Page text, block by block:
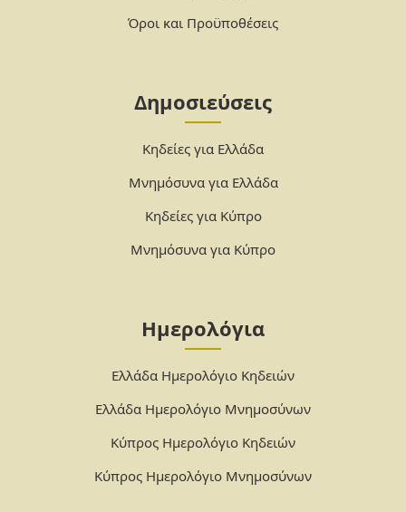
Όροι και Προϋποθέσεις
Δημοσιεύσεις
Κηδείες για Ελλάδα
Μνημόσυνα για Ελλάδα
Κηδείες για Κύπρο
Μνημόσυνα για Κύπρο
Ημερολόγια
Ελλάδα Ημερολόγιο Κηδειών
Ελλάδα Ημερολόγιο Μνημοσύνων
Κύπρος Ημερολόγιο Κηδειών
Κύπρος Ημερολόγιο Μνημοσύνων